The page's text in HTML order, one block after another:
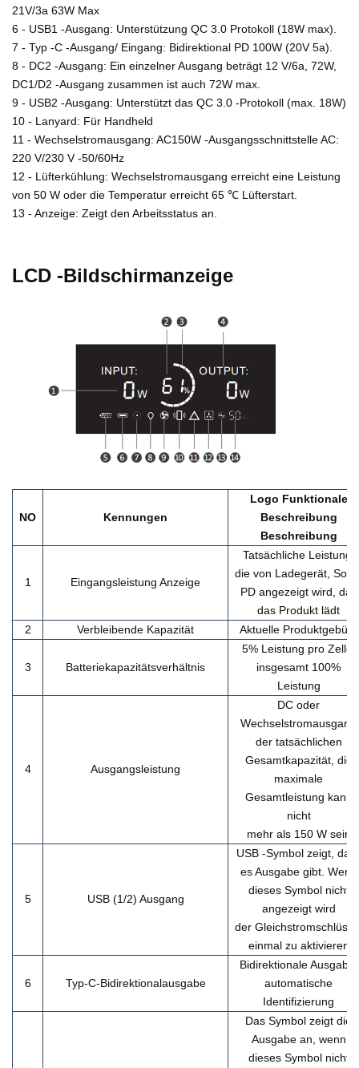
21V/3a 63W Max
6 - USB1 -Ausgang: Unterstützung QC 3.0 Protokoll (18W max).
7 - Typ -C -Ausgang/ Eingang: Bidirektional PD 100W (20V 5a).
8 - DC2 -Ausgang: Ein einzelner Ausgang beträgt 12 V/6a, 72W,
DC1/D2 -Ausgang zusammen ist auch 72W max.
9 - USB2 -Ausgang: Unterstützt das QC 3.0 -Protokoll (max. 18W)
10 - Lanyard: Für Handheld
11 - Wechselstromausgang: AC150W -Ausgangsschnittstelle AC:
220 V/230 V -50/60Hz
12 - Lüfterkühlung: Wechselstromausgang erreicht eine Leistung
von 50 W oder die Temperatur erreicht 65 ℃ Lüfterstart.
13 - Anzeige: Zeigt den Arbeitsstatus an.
LCD -Bildschirmanzeige
NO Kennungen
Logo Funktionale
Beschreibung
Beschreibung
1 Eingangsleistung Anzeige
Tatsächliche Leistung,
die von Ladegerät,
PD angezeigt wird, das
das Produkt lädt
2
Verbleibende Kapazität Aktuelle Produktgebühr
3 Batteriekapazitätsverhältnis
5% Leistung pro Zelle,
insgesamt 100%
Leistung
4 Ausgangsleistung
DC oder
Wechselstromausgang
der tatsächlichen
Gesamtkapazität, die
maximale
Gesamtleistung kann
nicht
mehr als 150 W sein
5 USB (1/2) Ausgang
USB -Symbol zeigt,
es Ausgabe gibt. Wenn
dieses Symbol nicht
angezeigt wird
der
einmal zu aktivieren
6 Typ-C-Bidirektionalausgabe
Bidirektionale Ausgabe,
automatische
Identifizierung
Das Symbol zeigt die
Ausgabe an, wenn
dieses Symbol nicht